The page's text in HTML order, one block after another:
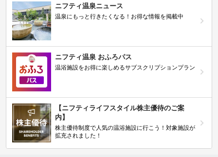
ニフティ温泉ニュース
温泉にもっと行きたくなる！お得な情報を掲載中
ニフティ温泉 おふろパス
温浴施設をお得に楽しめるサブスクリプションプラン
【ニフティライフスタイル株主優待のご案
内】
株主優待制度で人気の温浴施設に行こう！対象施設が
拡充されました！